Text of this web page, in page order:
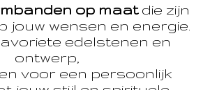
op maatdie zijn
jouw wensen en energie.
edelstenen en
ontwerp,
voor een persoonlijk